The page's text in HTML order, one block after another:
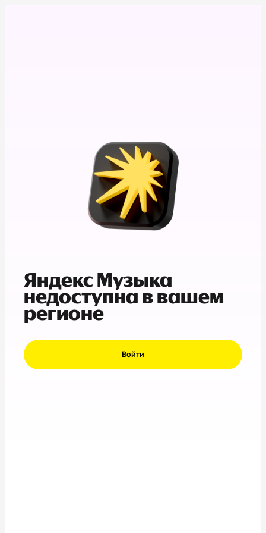
Яндекс Музыка
недоступна в вашем
регионе
Войти